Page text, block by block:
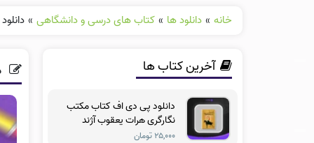
خانه » دانلود ها » کتاب های درسی و دانشگاهی » دانلود
آخرین کتاب ها
دانلود پی دی اف کتاب مکتب
نگارگری هرات یعقوب آژند
۲۵,۰۰۰ تومان